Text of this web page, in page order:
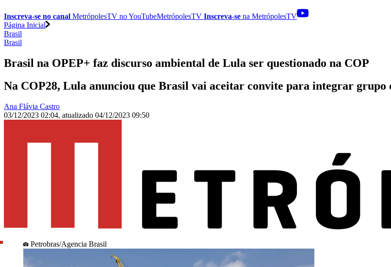
Inscreva-se no canal MetrópolesTV noYouTubeMetrópolesTV Inscreva-se na MetrópolesTV
Página Inicial
Brasil
Brasil
Brasil na OPEP+ faz discurso ambiental de Lula ser questionado na COP
Na COP28, Lula anunciou que Brasil vai aceitar convite para integrar grupo
Ana Flávia Castro
03/12/2023 02:04, atualizado 04/12/2023 09:50
Petrobras/Agencia Brasil